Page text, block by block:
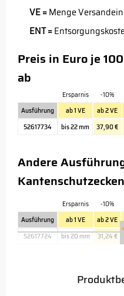
VE =Menge
ENT =
Preis in Euro je
ab
Ersparnis -10%
Ausführung
ab 1 VE ab 2 VE
52617734
bis 22 mm 37,90 €
Andere
Kantenschutzecken
Ersparnis -10%
Ausführung
ab 1 VE ab 2 VE
52617724
bis 20 mm 31,24 €